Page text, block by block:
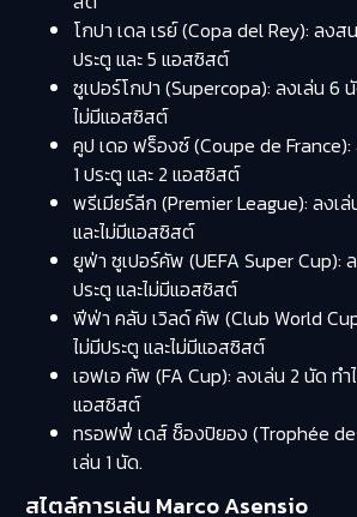
โกปา เดล เรย์ (Copa del Rey): ลงส
ประตู และ 5 แอสซิสต์
ซูเปอร์โกปา (Supercopa): ลงเล่น 6
ไม่มีแอสซิสต์
คูป เดอ ฟร็องซ์ (Coupe de
1 ประตู และ 2 แอสซิสต์
พรีเมียร์ลีก (Premier League): ลงเ
และไม่มีแอสซิสต์
ยูฟ่า ซูเปอร์คัพ (UEFA Super Cup):
ประตู และไม่มีแอสซิสต์
ฟีฟ่า คลับ เวิลด์ คัพ (Club World
ไม่มีประตู และไม่มีแอสซิสต์
เอฟเอ คัพ (FA Cup): ลงเล่น 2 นัด ทำ
แอสซิสต์
ทรอฟฟี่ เดส์ ช็องปิยอง (Trophée
เล่น 1 นัด.
สไตล์การเล่น Marco Asensio